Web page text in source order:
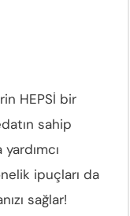
HEPSİ bir
sahip
ipuçları da
sağlar!